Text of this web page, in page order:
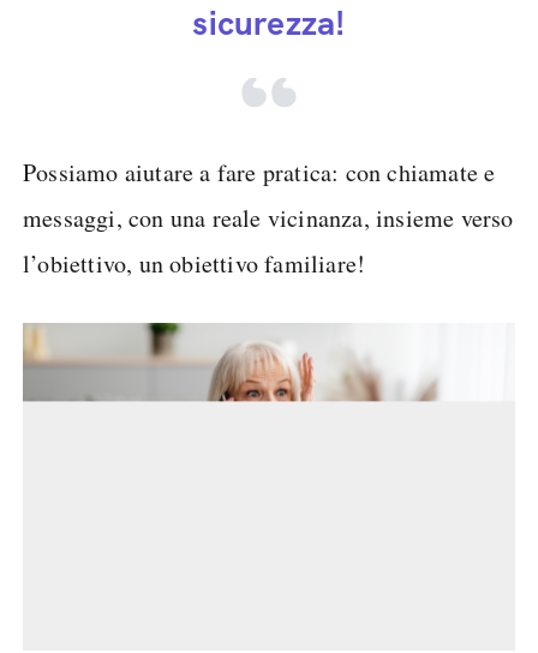
sicurezza!
Possiamo aiutare a fare pratica: con chiamate e
messaggi, con una reale vicinanza, insieme verso
l’obiettivo, un obiettivo familiare!